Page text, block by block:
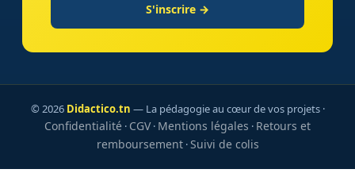
S'inscrire →
© 2026 Didactico.tn — La pédagogie au cœur de vos projets ·
Confidentialité · CGV· Mentions légales · Retours et
remboursement·Suivi de colis